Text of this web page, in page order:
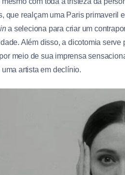
que realçam uma Paris primaveril
a seleciona para criar um
Além disso, a dicotomia
meio de sua imprensa
artista em declínio.